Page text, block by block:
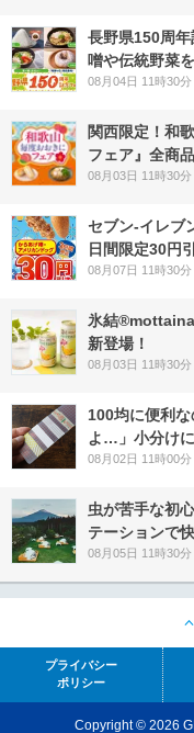
長野県150周
噌や伝統野菜
08月04日 11時30分
関西限定！和
フェア』全商
08月03日 11時30分
セブン‐イレブ
日間限定30円
08月07日 11時30分
氷結
新登場！
08月03日 11時30分
100均に便利
よ…」小分け
08月02日 11時00分
虫が苦手な初
テーションで
08月05日 11時30分
プライバシー
ポリシー
Copyright © 2026